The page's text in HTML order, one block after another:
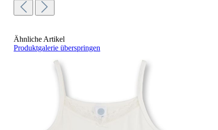
Ähnliche Artikel
Produktgalerie überspringen